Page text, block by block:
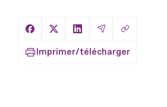
Partager sur Facebook
Partager sur X
Partager sur
Partager par
Copier le
Imprimer/télécharger